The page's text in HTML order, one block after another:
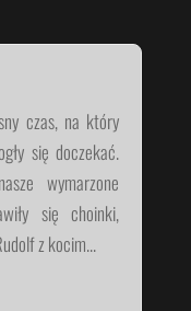
czas, na który
się doczekać.
wymarzone
się choinki,
z kocim...